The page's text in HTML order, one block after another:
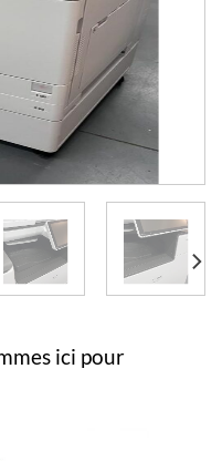
ici pour